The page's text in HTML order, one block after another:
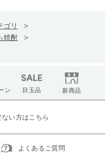
ゴリ
焼酎
ン 目玉品 新商品
い方はこちら
よくあるご質問